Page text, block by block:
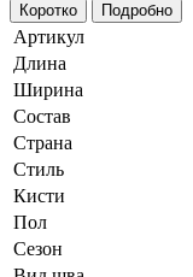
Коротко Подробно
Артикул
Длина
Ширина
Состав
Страна
Стиль
Кисти
Пол
Сезон